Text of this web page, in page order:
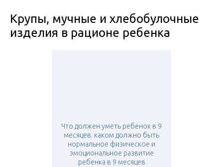
Крупы, мучные и хлебобулочные
изделия в рационе ребенка
Что должен уметь ребенок в 9
месяцев. каком должно быть
нормальное физическое и
эмоциональное развитие
ребенка в 9 месяцев